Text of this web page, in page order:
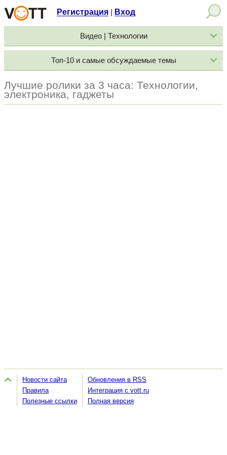
Регистрация Вход
Видео | Технологии
Топ-10 и самые обсуждаемые темы
Лучшие ролики за 3 часа: Технологии,
электроника, гаджеты
Новости сайта
Правила
Полезные ссылки
Обновления в RSS
Интеграция с vott.ru
Полная версия